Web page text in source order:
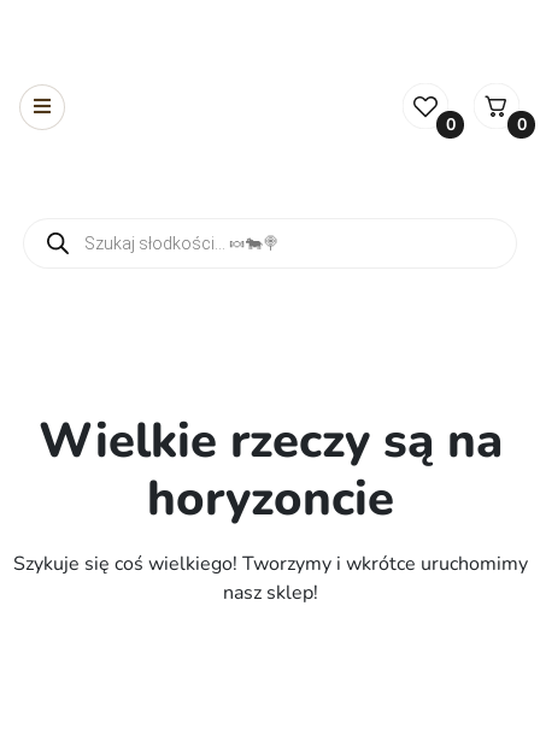
0 0
Wielkie rzeczy są na
horyzoncie
Szykuje się coś wielkiego! Tworzymy i wkrótce uruchomimy
nasz sklep!